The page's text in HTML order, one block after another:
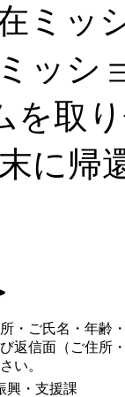
ミッ
ッ
を取
に帰
・ご氏名・年齢
返信面（ご住所
い。
興・支援課